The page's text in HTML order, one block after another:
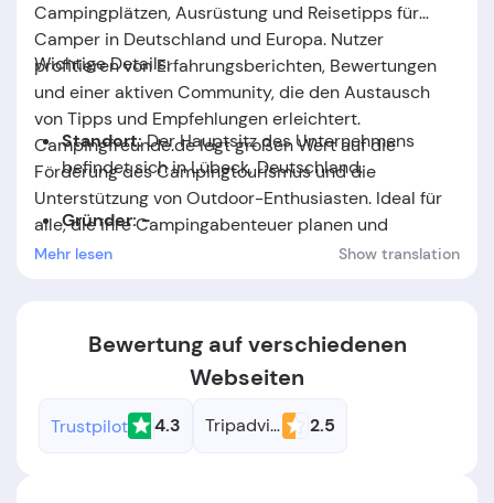
Campingplätzen, Ausrüstung und Reisetipps für
Camper in Deutschland und Europa. Nutzer
profitieren von Erfahrungsberichten, Bewertungen
und einer aktiven Community, die den Austausch
von Tipps und Empfehlungen erleichtert.
Campingfreunde.de legt großen Wert auf die
Förderung des Campingtourismus und die
Unterstützung von Outdoor-Enthusiasten. Ideal für
alle, die ihre Campingabenteuer planen und
optimieren möchten.
Wichtige Details:
Standort:Der Hauptsitz des Unternehmens
befindet sich in Lübeck, Deutschland.
Gründer: -
Mehr lesen Show translation
Bewertung auf verschiedenen
Webseiten
Trustpilot 4.3 Tripadvisor 2.5